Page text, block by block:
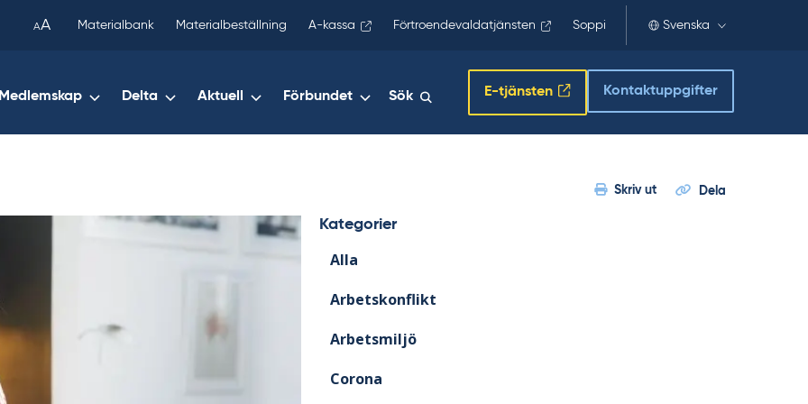
AA Materialbank Materialbeställning A-kassa Förtroendevaldatjänsten Soppi Svenska
Medlemskap Delta Aktuell Förbundet Sök E-tjänsten Kontaktuppgifter
Skriv ut Dela
Kategorier
Alla
Arbetskonflikt
Arbetsmiljö
Corona
copied
your
clipboard.)